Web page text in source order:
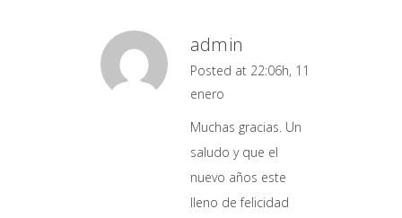
admin
Posted at 22:06h, 11
enero
Muchas gracias. Un
saludo y que el
nuevo años este
lleno de felicidad